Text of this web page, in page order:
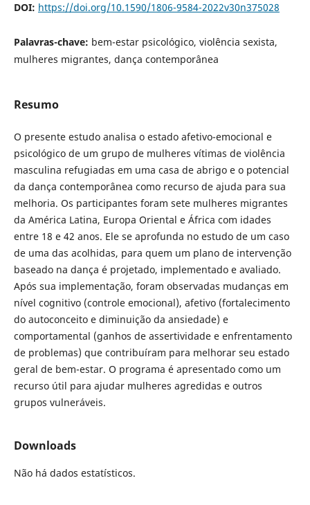
DOI: https://doi.org/10.1590/1806-9584-2022v30n375028
Palavras-chave: bem-estar psicológico, violência sexista,
mulheres migrantes, dança contemporânea
Resumo
O presente estudo analisa o estado afetivo-emocional e
psicológico de um grupo de mulheres vítimas de violência
masculina refugiadas em uma casa de abrigo e o potencial
da dança contemporânea como recurso de ajuda para sua
melhoria. Os participantes foram sete mulheres migrantes
da América Latina, Europa Oriental e África com idades
entre 18 e 42 anos. Ele se aprofunda no estudo de um caso
de uma das acolhidas, para quem um plano de intervenção
baseado na dança é projetado, implementado e avaliado.
Após sua implementação, foram observadas mudanças em
nível cognitivo (controle emocional), afetivo (fortalecimento
do autoconceito e diminuição da ansiedade) e
comportamental (ganhos de assertividade e enfrentamento
de problemas) que contribuíram para melhorar seu estado
geral de bem-estar. O programa é apresentado como um
recurso útil para ajudar mulheres agredidas e outros
grupos vulneráveis.
Downloads
Não há dados estatísticos.